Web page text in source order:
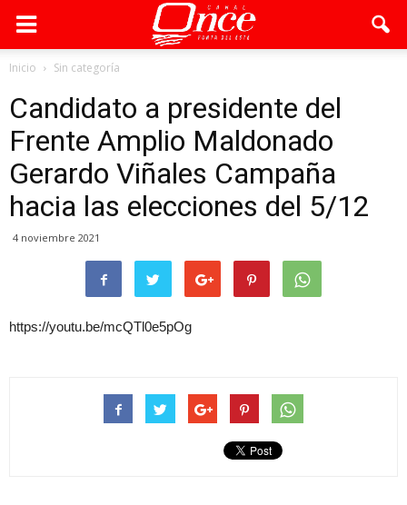
Inicio Sin categoría
Candidato a presidente del
Frente Amplio Maldonado
Gerardo Viñales Campaña
hacia las elecciones del 5/12
4 noviembre 2021
https://youtu.be/mcQTl0e5pOg